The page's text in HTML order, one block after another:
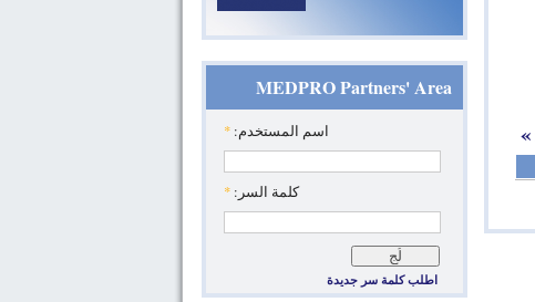
MEDPRO Partners' Area
‏اسم المستخدم: ‏ *
‏كلمة السر: ‏ *
اطلب كلمة سر جديدة
»